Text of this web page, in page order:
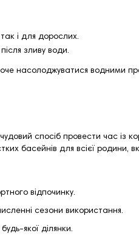
і для дорослих.
зливу води.
насолоджуватися водними
спосіб провести час із
басейнів для всієї родини,
відпочинку.
сезони використання.
якої ділянки.